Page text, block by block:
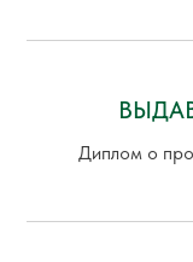
Диплом о